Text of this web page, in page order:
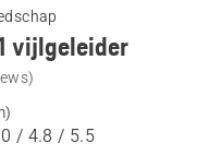
vijlgeleider
/ 4.8 / 5.5